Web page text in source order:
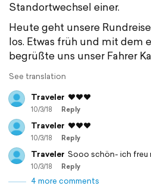
Standortwechsel einer.
Heute geht unsere
los. Etwas früh und mit dem
begrüßte uns unser Fahrer
See translation
Traveler ❤️❤️❤️
10/3/18 Reply
Traveler ❤️❤️❤️
10/3/18 Reply
Traveler Sooo schön- ich freu
10/3/18 Reply
4 more comments